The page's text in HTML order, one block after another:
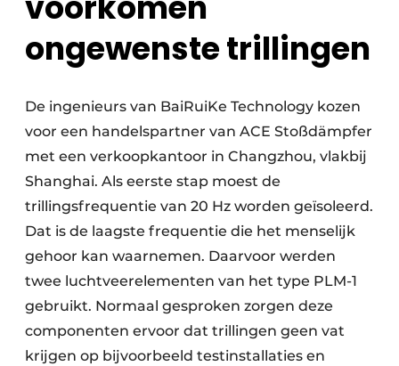
ongewenste trillingen
De ingenieurs van BaiRuiKe Technology kozen
voor een handelspartner van ACE Stoßdämpfer
met een verkoopkantoor in Changzhou, vlakbij
Shanghai. Als eerste stap moest de
trillingsfrequentie van 20 Hz worden geïsoleerd.
Dat is de laagste frequentie die het menselijk
gehoor kan waarnemen. Daarvoor werden
twee luchtveerelementen van het type PLM-1
gebruikt. Normaal gesproken zorgen deze
componenten ervoor dat trillingen geen vat
krijgen op bijvoorbeeld testinstallaties en